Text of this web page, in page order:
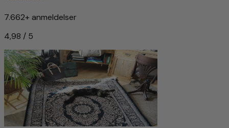
7.662+ anmeldelser
4,98 / 5